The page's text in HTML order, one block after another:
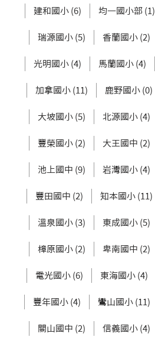
建和國小 (6) 均一國小部 (1)
瑞源國小 (5) 香蘭國小 (2)
光明國小 (4) 馬蘭國小 (4)
加拿國小 (11) 鹿野國小 (0)
大坡國小 (5) 北源國小 (4)
豐榮國小 (2) 大王國中 (2)
池上國中 (9) 岩灣國小 (4)
豐田國中 (2) 知本國小 (11)
溫泉國小 (3) 東成國小 (5)
樟原國小 (2) 卑南國中 (2)
電光國小 (6) 東海國小 (4)
豐年國小 (4) 鸞山國小 (11)
關山國中 (2) 信義國小 (4)